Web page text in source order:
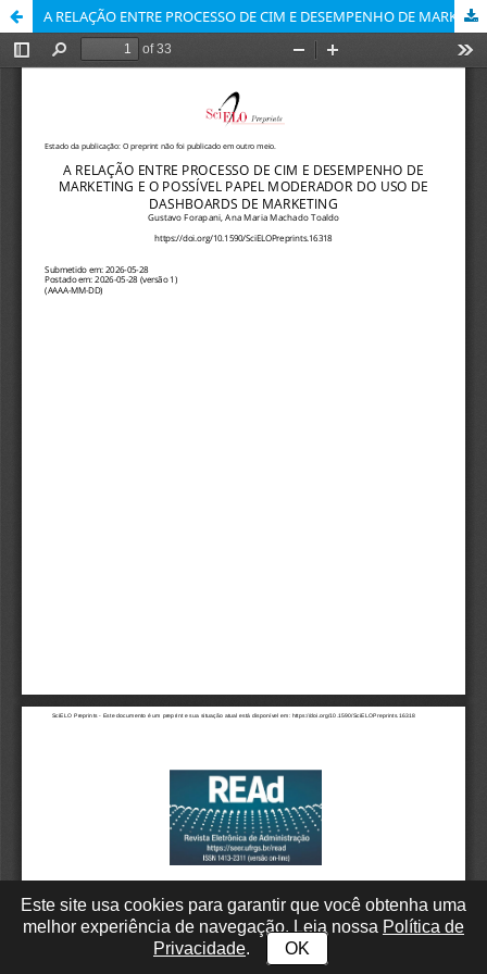
A RELAÇÃO ENTRE PROCESSO DE CIM E DESEMPENHO DE MARKETING E O POSSÍVEL PAPEL MODERADOR DO USO DE DASHBOARDS DE MARKETING
Este site usa cookies para garantir que você obtenha uma
melhor experiência de navegação. Leia nossa Política de
Privacidade. OK